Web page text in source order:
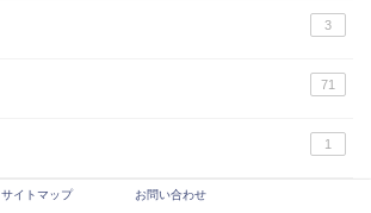
3
71
1
サイトマップ お問い合わせ